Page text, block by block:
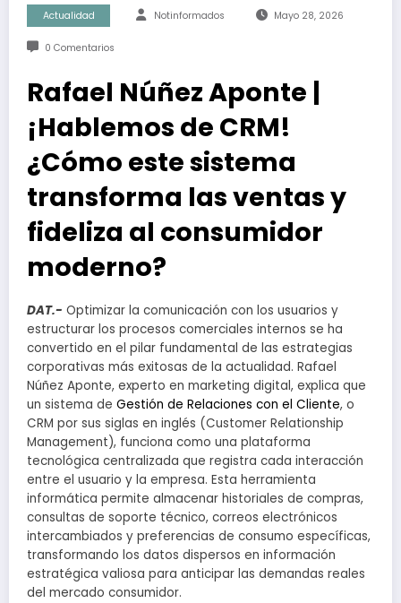
Actualidad Notinformados Mayo 28, 2026
0 Comentarios
Rafael Núñez Aponte |
¡Hablemos de CRM!
¿Cómo este sistema
transforma las ventas y
fideliza al consumidor
moderno?
DAT.- Optimizar la comunicación con los usuarios y
estructurar los procesos comerciales internos se ha
convertido en el pilar fundamental de las estrategias
corporativas más exitosas de la actualidad. Rafael
Núñez Aponte, experto en marketing digital, explica que
un sistema de Gestión de Relaciones con el Cliente, o
CRM por sus siglas en inglés (Customer Relationship
Management), funciona como una plataforma
tecnológica centralizada que registra cada interacción
entre el usuario y la empresa. Esta herramienta
informática permite almacenar historiales de compras,
consultas de soporte técnico, correos electrónicos
intercambiados y preferencias de consumo específicas,
transformando los datos dispersos en información
estratégica valiosa para anticipar las demandas reales
del mercado consumidor.